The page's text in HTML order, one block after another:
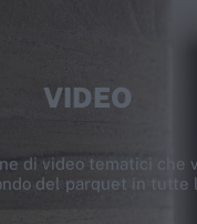
VIDEO
di video tematici che
del parquet in tutte